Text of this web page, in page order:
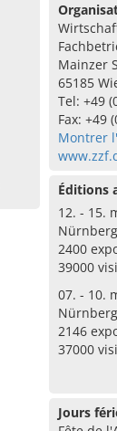
Mainzer
65185
Tel: +49
Fax: +49
Montrer
Éditions
12. - 15.
Nürnberg
2400
39000
07. - 10.
Nürnberg
2146
37000
Jours